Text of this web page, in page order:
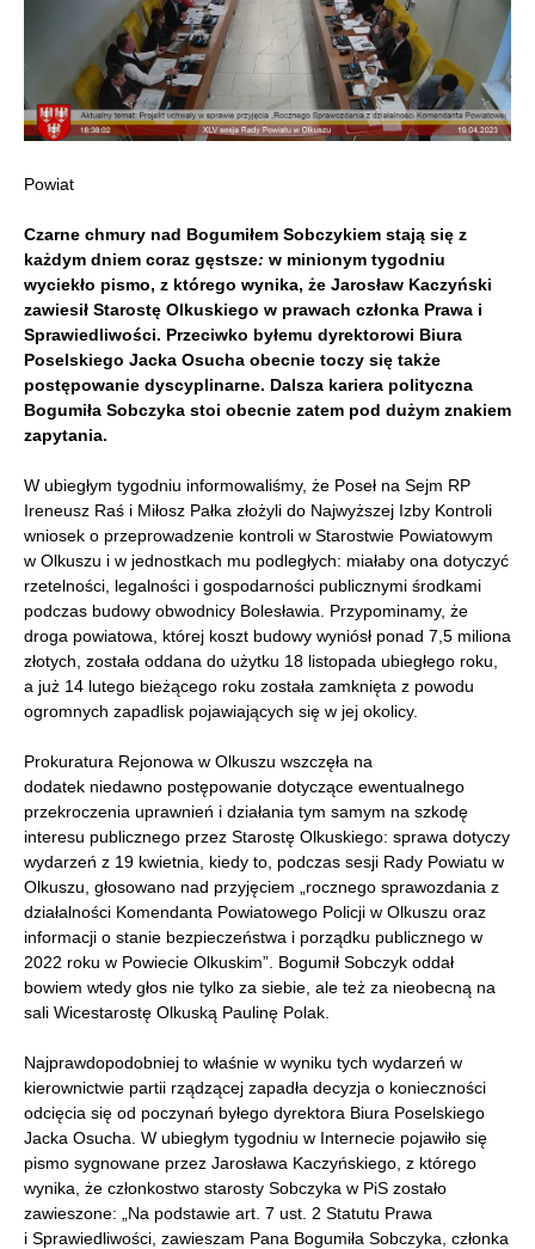
Powiat
Czarne chmury nad Bogumiłem Sobczykiem stają się z
każdym dniem coraz gęstsze: w minionym tygodniu
wyciekło pismo, z którego wynika, że Jarosław Kaczyński
zawiesił Starostę Olkuskiego w prawach członka Prawa i
Sprawiedliwości. Przeciwko byłemu dyrektorowi Biura
Poselskiego Jacka Osucha obecnie toczy się także
postępowanie dyscyplinarne. Dalsza kariera polityczna
Bogumiła Sobczyka stoi obecnie zatem pod dużym znakiem
zapytania.
W ubiegłym tygodniu informowaliśmy, że Poseł na Sejm RP
Ireneusz Raś i Miłosz Pałka złożyli do Najwyższej Izby Kontroli
wniosek o przeprowadzenie kontroli w Starostwie Powiatowym
w Olkuszu i w jednostkach mu podległych: miałaby ona dotyczyć
rzetelności, legalności i gospodarności publicznymi środkami
podczas budowy obwodnicy Bolesławia. Przypominamy, że
droga powiatowa, której koszt budowy wyniósł ponad 7,5 miliona
złotych, została oddana do użytku 18 listopada ubiegłego roku,
a już 14 lutego bieżącego roku została zamknięta z powodu
ogromnych zapadlisk pojawiających się w jej okolicy.
Prokuratura Rejonowa w Olkuszu wszczęła na
dodatek niedawno postępowanie dotyczące ewentualnego
przekroczenia uprawnień i działania tym samym na szkodę
interesu publicznego przez Starostę Olkuskiego: sprawa dotyczy
wydarzeń z 19 kwietnia, kiedy to, podczas sesji Rady Powiatu w
Olkuszu, głosowano nad przyjęciem „rocznego sprawozdania z
działalności Komendanta Powiatowego Policji w Olkuszu oraz
informacji o stanie bezpieczeństwa i porządku publicznego w
2022 roku w Powiecie Olkuskim”. Bogumił Sobczyk oddał
bowiem wtedy głos nie tylko za siebie, ale też za nieobecną na
sali Wicestarostę Olkuską Paulinę Polak.
Najprawdopodobniej to właśnie w wyniku tych wydarzeń w
kierownictwie partii rządzącej zapadła decyzja o konieczności
odcięcia się od poczynań byłego dyrektora Biura Poselskiego
Jacka Osucha. W ubiegłym tygodniu w Internecie pojawiło się
pismo sygnowane przez Jarosława Kaczyńskiego, z którego
wynika, że członkostwo starosty Sobczyka w PiS zostało
zawieszone: „Na podstawie art. 7 ust. 2 Statutu Prawa
i Sprawiedliwości, zawieszam Pana Bogumiła Sobczyka, członka